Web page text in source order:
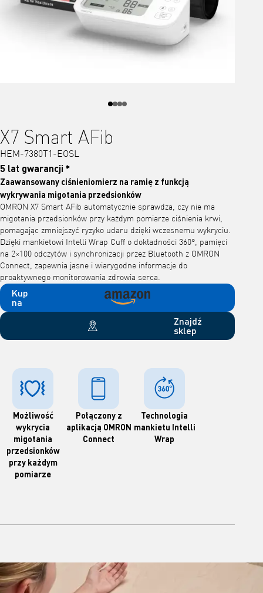
X7 Smart AFib
HEM-7380T1-EOSL
5 lat gwarancji *
Zaawansowany ciśnieniomierz na ramię z funkcją
wykrywania migotania przedsionków
OMRON X7 Smart AFib automatycznie sprawdza, czy nie ma
migotania przedsionków przy każdym pomiarze ciśnienia krwi,
pomagając zmniejszyć ryzyko udaru dzięki wczesnemu wykryciu.
Dzięki mankietowi Intelli Wrap Cuff o dokładności 360°, pamięci
na 2×100 odczytów i synchronizacji przez Bluetooth z OMRON
Connect, zapewnia jasne i wiarygodne informacje do
proaktywnego monitorowania zdrowia serca.
Kup
na
Znajdź
sklep
Możliwość
wykrycia
migotania
przedsionków
przy każdym
pomiarze
Połączony z
aplikacją OMRON
Connect
Technologia
mankietu Intelli
Wrap